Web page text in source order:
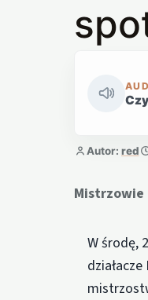
Autor: red
Mistrzowie
W środę,